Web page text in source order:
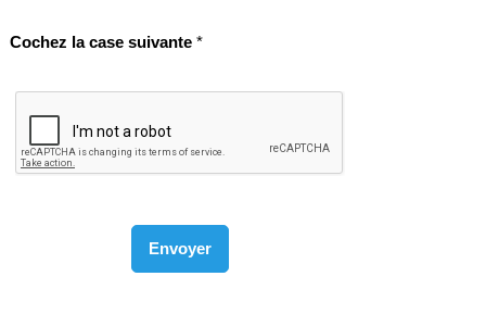
Cochez la case suivante *